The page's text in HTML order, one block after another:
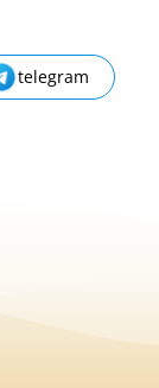
telegram